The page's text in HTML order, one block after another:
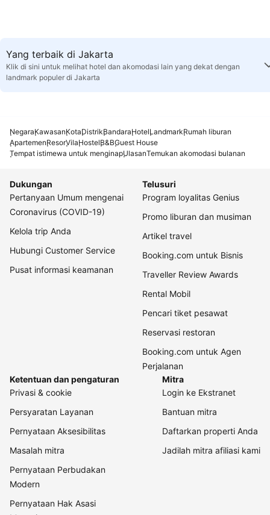
Yang terbaik di Jakarta
Klik di sini untuk melihat hotel dan akomodasi lain yang dekat dengan
landmark populer di Jakarta
NegaraKawasanKotaDistrikBandaraHotelLandmarkRumah liburan
ApartemenResorVilaHostelB&BGuest House
Tempat istimewa untuk menginapUlasanTemukan akomodasi bulanan
Dukungan
Pertanyaan Umum mengenai
Coronavirus (COVID-19)
Kelola trip Anda
Hubungi Customer Service
Pusat informasi keamanan
Telusuri
Program loyalitas Genius
Promo liburan dan musiman
Artikel travel
Booking.com untuk Bisnis
Traveller Review Awards
Rental Mobil
Pencari tiket pesawat
Reservasi restoran
Booking.com untuk Agen
Perjalanan
Ketentuan dan pengaturan
Privasi & cookie
Persyaratan Layanan
Pernyataan Aksesibilitas
Masalah mitra
Pernyataan Perbudakan
Modern
Pernyataan Hak Asasi
Mitra
Login ke Ekstranet
Bantuan mitra
Daftarkan properti Anda
Jadilah mitra afiliasi kami